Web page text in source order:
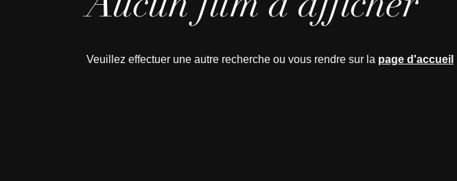
Aucun film à afficher
Veuillez effectuer une autre recherche ou vous rendre sur la page d'accueil